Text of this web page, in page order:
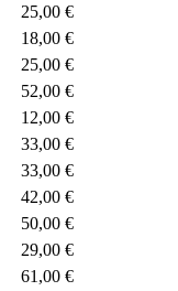
25,00 €
18,00 €
25,00 €
52,00 €
12,00 €
33,00 €
33,00 €
42,00 €
50,00 €
29,00 €
61,00 €